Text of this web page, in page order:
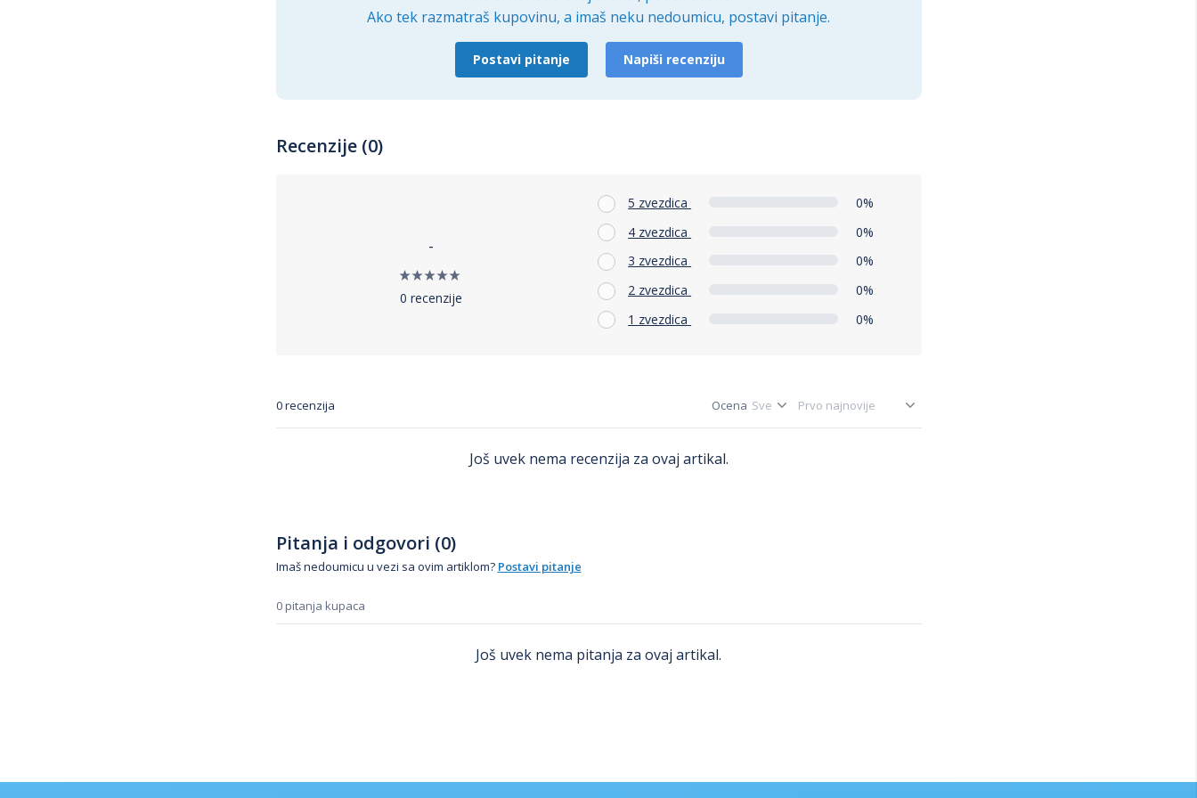
Ako tek razmatraš kupovinu, a imaš neku nedoumicu, postavi pitanje.
Postavi pitanje Napiši recenziju
Recenzije (0)
-
0 recenzije
5 zvezdica
0%
4 zvezdica
0%
3 zvezdica
0%
2 zvezdica
0%
1 zvezdica
0%
0 recenzija Ocena
Još uvek nema recenzija za ovaj artikal.
Pitanja i odgovori (0)
Imaš nedoumicu u vezi sa ovim artiklom? Postavi pitanje
0 pitanja kupaca
Još uvek nema pitanja za ovaj artikal.